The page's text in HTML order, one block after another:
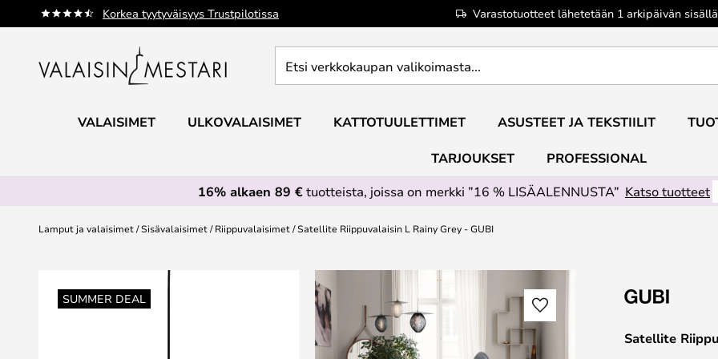
Korkea tyytyväisyys Trustpilotissa Varastotuotteet lähetetään 1 arkipäivän sisällä
Skip
to
verkkokaupan
VALAISIMET ULKOVALAISIMET KATTOTUULETTIMET ASUSTEET JA TEKSTIILIT
TARJOUKSET
PROFESSIONAL
16% alkaen 89 €tuotteista, joissa on merkki ”16 % LISÄALENNUSTA” Katso tuotteet
Lamput ja valaisimet Sisävalaisimet Riippuvalaisimet Satellite Riippuvalaisin L Rainy Grey - GUBI
SUMMER DEAL
Satellite